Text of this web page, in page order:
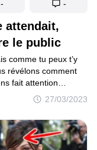
attendait,
le public
27/03/2023
comme tu peux t’y
révélons comment
fait attention
te gâcher le plaisir
pas encore.
alors nous
ton propre avis.
- -